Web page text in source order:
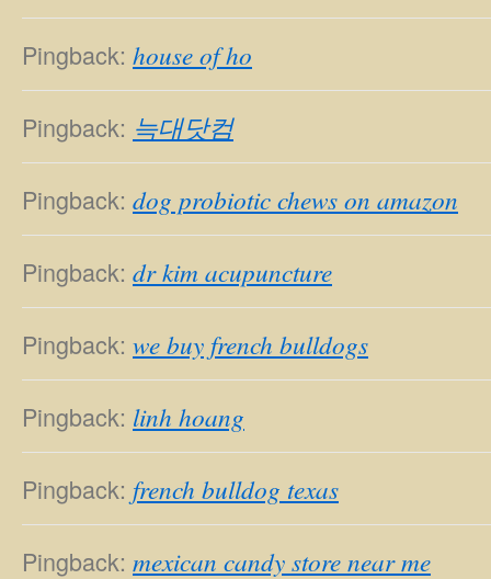
Pingback: house of ho
Pingback: 늑대닷컴
Pingback: dog probiotic chews on amazon
Pingback: dr kim acupuncture
Pingback: we buy french bulldogs
Pingback: linh hoang
Pingback: french bulldog texas
Pingback: mexican candy store near me